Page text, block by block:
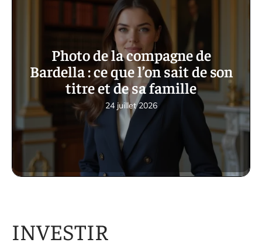
Photo de la compagne de
Bardella : ce que l’on sait de son
titre et de sa famille
24 juillet 2026
INVESTIR